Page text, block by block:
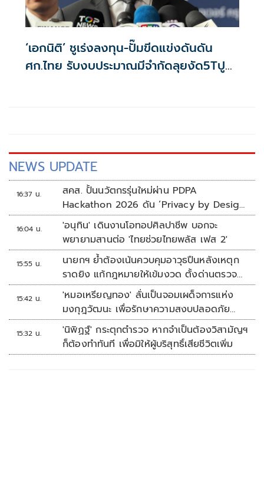
‘เอกนิติ’ ชูเร่งลงทุน-ปั๊มขีดแข่งดันดัน
ศก.ไทย รับงบประมาณมีจำกัดลุยงัด5Tปู
NEWS UPDATE
16:37 น.
สคส. ปั้นนวัตกรรุ่นใหม่ผ่าน PDPA
Hackathon 2026 ดัน ‘Privacy by Design
for all’ สู่โซลูชันคุ้มครองข้อมูลส่วนบุคคลที่
ใช้ได้จริง
16:04 น.
'อนุทิน' เดินงานโอทอปศิลปาชีพ บอกจะ
พยายามสานต่อ 'ไทยช่วยไทยพลัส เฟส 2'
15:55 น.
นายกฯ ย้ำต้องเน้นควบคุมอาวุธปืนหลังเหตุก
ราดยิง แก้กฎหมายให้เข้มงวด ตั้งด่านตรวจ
เพิ่ม
15:42 น.
'หมอเหรียญทอง' ลั่นเป็นจอมเผด็จการแห่ง
มงกุฎวัฒนะ เพื่อรักษาความสงบปลอดภัย
ภายในรพ.
15:32 น.
'นิพิฏฐ์' กระตุกตำรวจ หากจำเป็นต้องวิสามัญฯ
ก็ต้องทำทันที เพื่อมิให้ผู้บริสุทธิ์เสียชีวิตเพิ่ม